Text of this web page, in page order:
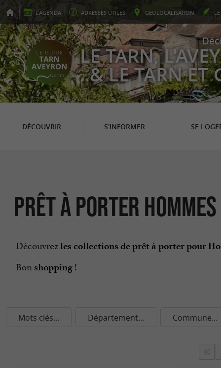
L'AGENDA ADRESSES UTILES GEOLOCALISATION LE
LE TARN,
& LE TARN ET
DÉCOUVRIR S'INFORMER SE
Prêt à Porter Hommes
Découvrezles collections de prêt à porter pour
Bon shopping !
Mots clés... Département... Commune...